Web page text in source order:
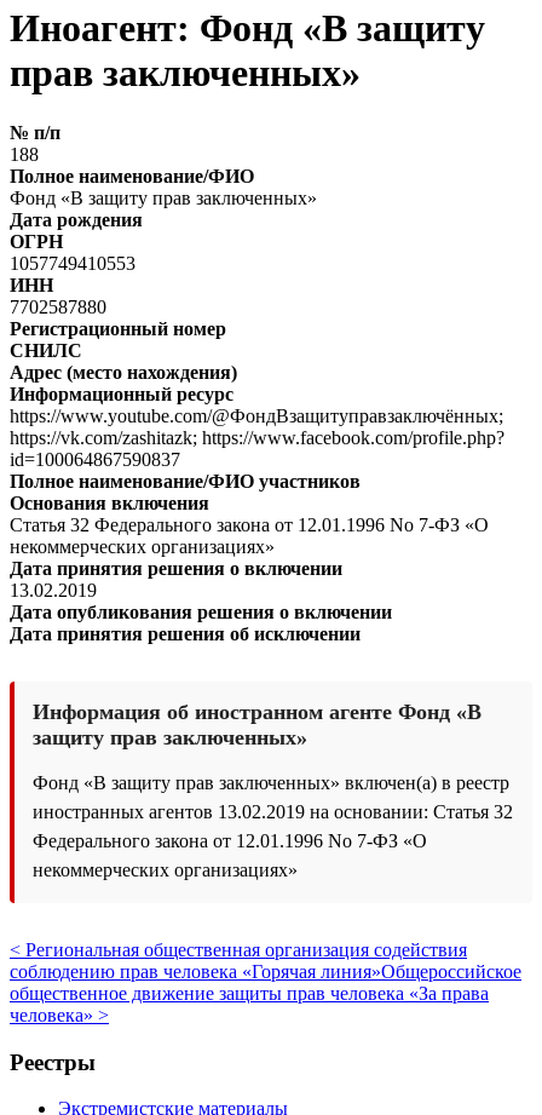
Иноагент: Фонд «В защиту
прав заключенных»
№ п/п
188
Полное наименование/ФИО
Фонд «В защиту прав заключенных»
Дата рождения
ОГРН
1057749410553
ИНН
7702587880
Регистрационный номер
СНИЛС
Адрес (место нахождения)
Информационный ресурс
https://www.youtube.com/@ФондВзащитуправзаключённых;
https://vk.com/zashitazk; https://www.facebook.com/profile.php?
id=100064867590837
Полное наименование/ФИО участников
Основания включения
Статья 32 Федерального закона от 12.01.1996 No 7-ФЗ «О
некоммерческих организациях»
Дата принятия решения о включении
13.02.2019
Дата опубликования решения о включении
Дата принятия решения об исключении
Информация об иностранном агенте Фонд «В
защиту прав заключенных»
Фонд «В защиту прав заключенных» включен(а) в реестр
иностранных агентов 13.02.2019 на основании: Статья 32
Федерального закона от 12.01.1996 No 7-ФЗ «О
некоммерческих организациях»
< Региональная общественная организация содействия
соблюдению прав человека «Горячая линия»Общероссийское
общественное движение защиты прав человека «За права
человека» >
Реестры
Экстремистские материалы